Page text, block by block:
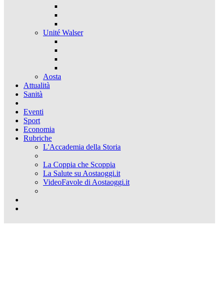
Unité Walser
Aosta
Attualità
Sanità
Eventi
Sport
Economia
Rubriche
L'Accademia della Storia
La Coppia che Scoppia
La Salute su Aostaoggi.it
VideoFavole di Aostaoggi.it